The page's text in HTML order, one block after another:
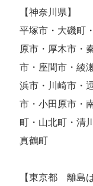
【神奈川県】
平塚市・大磯町
原市・厚木市・
市・座間市・綾
浜市・川崎市・
市・小田原市・
町・山北町・清
真鶴町
【東京都 離島